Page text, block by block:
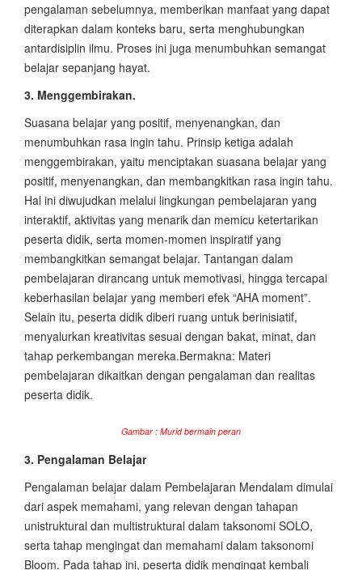
pengalaman sebelumnya, memberikan manfaat yang dapat
diterapkan dalam konteks baru, serta menghubungkan
antardisiplin ilmu. Proses ini juga menumbuhkan semangat
belajar sepanjang hayat.
3. Menggembirakan.
Suasana belajar yang positif, menyenangkan, dan
menumbuhkan rasa ingin tahu. Prinsip ketiga adalah
menggembirakan, yaitu menciptakan suasana belajar yang
positif, menyenangkan, dan membangkitkan rasa ingin tahu.
Hal ini diwujudkan melalui lingkungan pembelajaran yang
interaktif, aktivitas yang menarik dan memicu ketertarikan
peserta didik, serta momen-momen inspiratif yang
membangkitkan semangat belajar. Tantangan dalam
pembelajaran dirancang untuk memotivasi, hingga tercapai
keberhasilan belajar yang memberi efek “AHA moment”.
Selain itu, peserta didik diberi ruang untuk berinisiatif,
menyalurkan kreativitas sesuai dengan bakat, minat, dan
tahap perkembangan mereka.Bermakna: Materi
pembelajaran dikaitkan dengan pengalaman dan realitas
peserta didik.
Gambar : Murid bermain peran
3. Pengalaman Belajar
Pengalaman belajar dalam Pembelajaran Mendalam dimulai
dari aspek memahami, yang relevan dengan tahapan
unistruktural dan multistruktural dalam taksonomi SOLO,
serta tahap mengingat dan memahami dalam taksonomi
Bloom. Pada tahap ini, peserta didik mengingat kembali